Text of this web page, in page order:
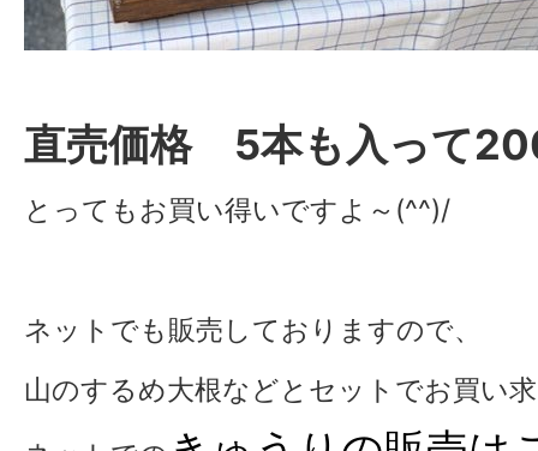
直売価格 5本も入って
とってもお買い得いですよ～(^^)/
ネットでも販売しておりますので、
山のするめ大根などとセットでお買い